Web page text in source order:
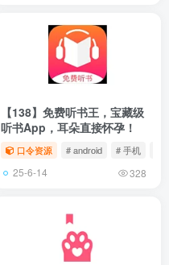
【138】免费听书王，宝藏级
听书App，耳朵直接怀孕！
口令资源 # android # 手机
25-6-14 328